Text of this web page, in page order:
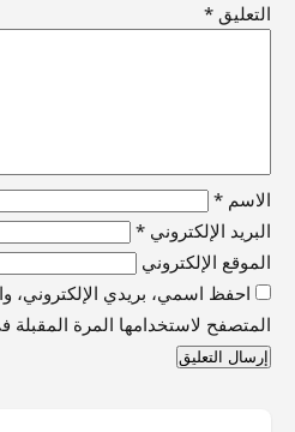
التعليق *
الاسم *
البريد الإلكتروني *
الموقع الإلكتروني
احفظ اسمي، بريدي الإلكتروني،
المتصفح لاستخدامها المرة المقبلة